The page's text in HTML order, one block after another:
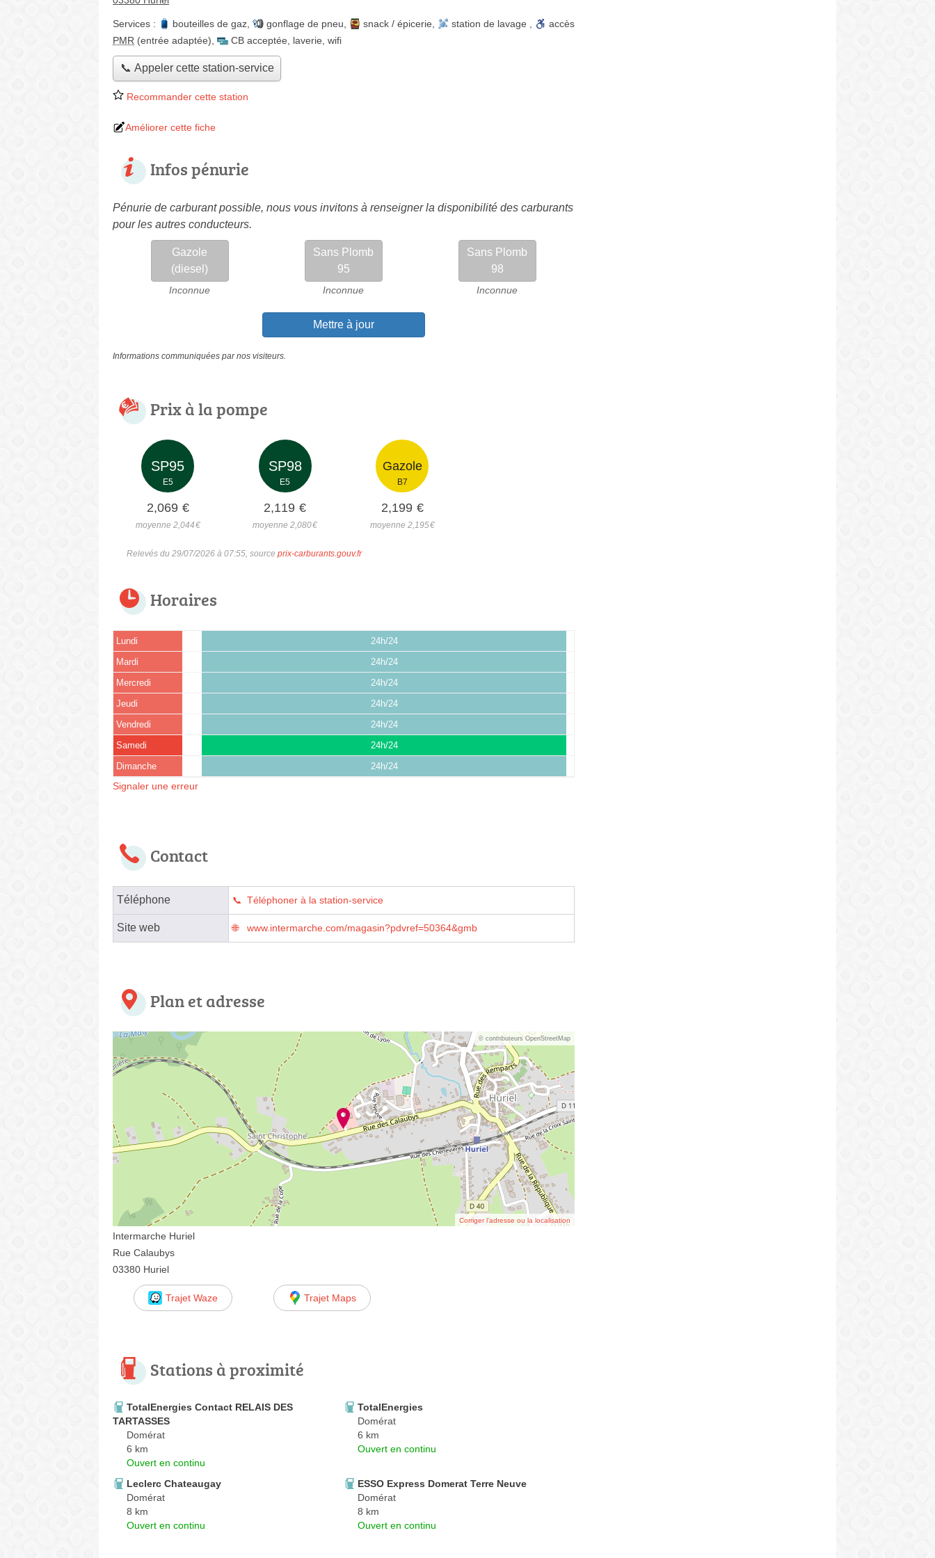
Services : bouteilles de gaz gonflage de pneu snack / épicerie station de lavage
accès
PMR (entrée adaptée) CB acceptée laverie wifi
📞 Appeler cette station-service
Recommander cette station
Améliorer cette fiche
Infos pénurie
Pénurie de carburant possible, nous vous invitons à renseigner la disponibilité des carburants
pour les autres conducteurs.
Gazole
(diesel)
Inconnue
Sans Plomb
95
Inconnue
Sans Plomb
98
Inconnue
Mettre à jour
Informations communiquées par nos visiteurs.
Prix à la pompe
SP95
E5
2,069 €
moyenne 2,044€
SP98
E5
2,119 €
moyenne 2,080€
Gazole
B7
2,199 €
moyenne 2,195€
Relevés du 29/07/2026 à 07:55, source prix-carburants.gouv.fr
Horaires
Lundi 24h/24
Mardi 24h/24
Mercredi 24h/24
Jeudi 24h/24
Vendredi 24h/24
Samedi 24h/24
Dimanche 24h/24
Signaler une erreur
Contact
Téléphone Téléphoner à la station-service
Site web www.intermarche.com/magasin?pdvref=50364&gmb
Plan et adresse
© contributeurs OpenStreetMap
Corriger l’adresse ou la localisation
Intermarche Huriel
Rue Calaubys
03380 Huriel
Trajet Waze Trajet Maps
Stations à proximité
TotalEnergies Contact RELAIS DES
TARTASSES
Domérat
6 km
Ouvert en continu
TotalEnergies
Domérat
6 km
Ouvert en continu
Leclerc Chateaugay
Domérat
8 km
Ouvert en continu
ESSO Express Domerat Terre Neuve
Domérat
8 km
Ouvert en continu